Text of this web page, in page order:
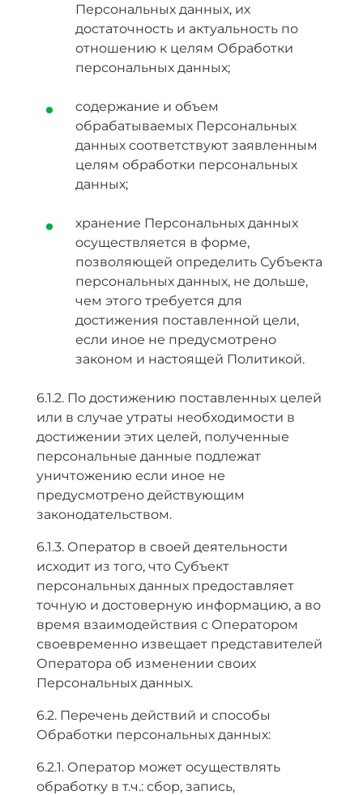
Персональных данных, их
достаточность и актуальность по
отношению к целям Обработки
персональных данных;
содержание и объем
обрабатываемых Персональных
данных соответствуют заявленным
целям обработки персональных
данных;
хранение Персональных данных
осуществляется в форме,
позволяющей определить Субъекта
персональных данных, не дольше,
чем этого требуется для
достижения поставленной цели,
если иное не предусмотрено
законом и настоящей Политикой.
6.1.2. По достижению поставленных целей
или в случае утраты необходимости в
достижении этих целей, полученные
персональные данные подлежат
уничтожению если иное не
предусмотрено действующим
законодательством.
6.1.3. Оператор в своей деятельности
исходит из того, что Субъект
персональных данных предоставляет
точную и достоверную информацию, а во
время взаимодействия с Оператором
своевременно извещает представителей
Оператора об изменении своих
Персональных данных.
6.2. Перечень действий и способы
Обработки персональных данных:
6.2.1. Оператор может осуществлять
обработку в т.ч.: сбор, запись,